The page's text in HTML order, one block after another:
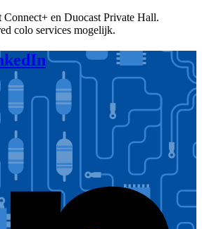
Connect+ en Duocast Private Hall.
colo services mogelijk.